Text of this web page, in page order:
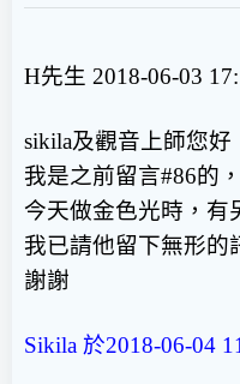
H先生 2018-06-03
sikila及觀音上師您好
我是之前留言#86的，
今天做金色光時，有
我已請他留下無形的
謝謝
Sikila 於2018-06-04